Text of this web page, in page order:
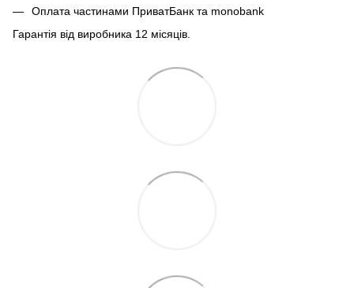
Оплата частинами ПриватБанк та monobank
Гарантія від виробника 12 місяців.